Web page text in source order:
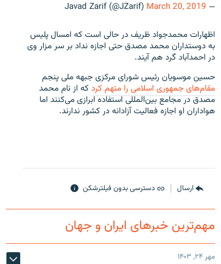
— Javad Zarif (@JZarif)
March 20, 2019
اظهارات محمدجواد ظریف در حالی است که امسال پلیس
به دوستداران محمد مصدق حتی اجازه نداد بر سر مزار وی
در احمدآباد گرد هم آیند.
حسین موسویان رئیس شورای مرکزی جبهه ملی پنجم
مقام‌های جمهوری اسلامی را متهم کرد که از نام محمد
مصدق در مجامع بین‌المللی استفاده ابرازی می‌کنند اما
هواداران او اجازه فعالیت آزادانه در کشور ندارند.
ارسال دسترسی بدون فیلترشکن
مهم‌ترین خبرهای ایران و جهان
مهر ۲۴, ۱۴۰۳